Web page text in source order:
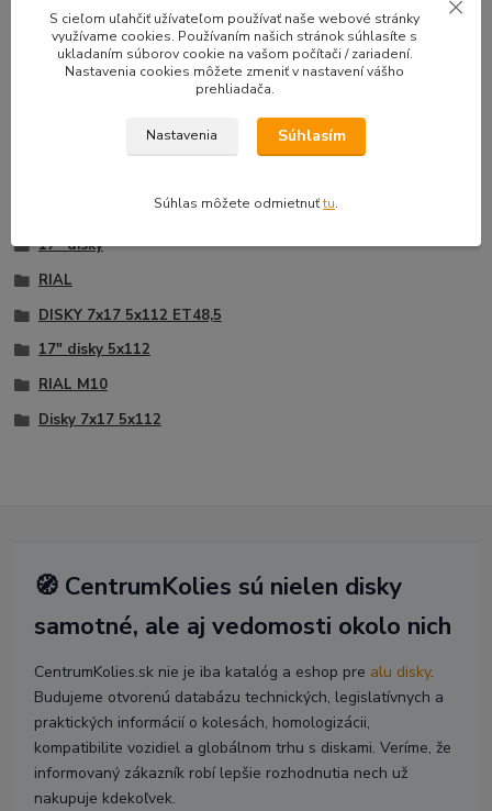
33,50 EUR/sada
27,24 EURbez DPH
Na sklade |
Doprava zadarmo
Pridať do košíka
39,90
32,44 EUR
Tovar zaradený v kategóriách
17" disky
RIAL
DISKY 7x17 5x112 ET48,5
17" disky 5x112
RIAL M10
Disky 7x17 5x112
🧭 CentrumKolies sú nielen disky
samotné, ale aj vedomosti okolo nich
CentrumKolies.sk nie je iba katalóg a eshop pre alu disky.
Budujeme otvorenú databázu technických, legislatívnych a
praktických informácií o kolesách, homologizácii,
kompatibilite vozidiel a globálnom trhu s diskami. Veríme, že
informovaný zákazník robí lepšie rozhodnutia nech už
nakupuje kdekoľvek.
S cieľom uľahčiť užívateľom používať naše webové stránky
využívame cookies. Používaním našich stránok súhlasíte s
ukladaním súborov cookie na vašom počítači / zariadení.
Nastavenia cookies môžete zmeniť v nastavení vášho
prehliadača.
Nastavenia Súhlasím
Súhlas môžete odmietnuťtu.